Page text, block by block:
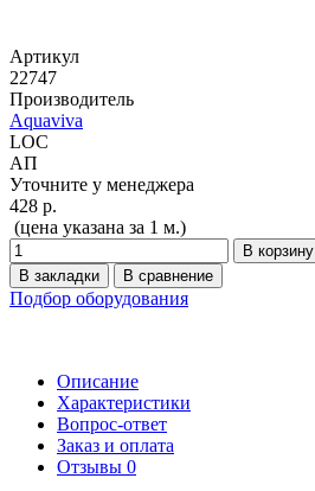
Артикул
22747
Производитель
Aquaviva
LOC
АП
Уточните у менеджера
428 р.
(цена указана за 1 м.)
В корзину
В закладки
В сравнение
Подбор оборудования
Описание
Характеристики
Вопрос-ответ
Заказ и оплата
Отзывы 0